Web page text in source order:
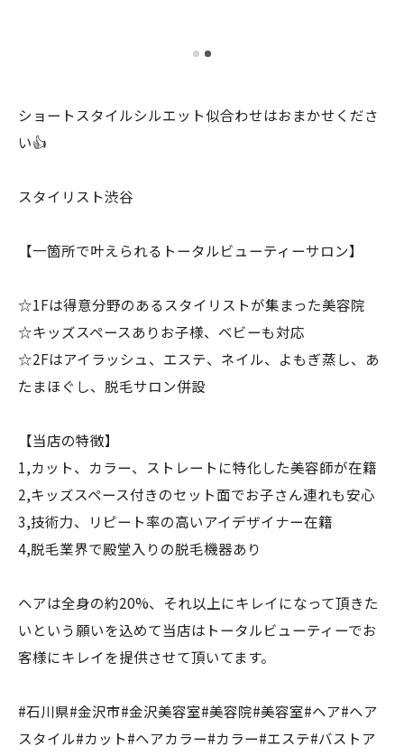
ショートスタイルシルエット似合わせはおまかせくださ
い👍
スタイリスト渋谷
【一箇所で叶えられるトータルビューティーサロン】
☆1Fは得意分野のあるスタイリストが集まった美容院
☆キッズスペースありお子様、ベビーも対応
☆2Fはアイラッシュ、エステ、ネイル、よもぎ蒸し、あ
たまほぐし、脱毛サロン併設
【当店の特徴】
1,カット、カラー、ストレートに特化した美容師が在籍
2,キッズスペース付きのセット面でお子さん連れも安心
3,技術力、リピート率の高いアイデザイナー在籍
4,脱毛業界で殿堂入りの脱毛機器あり
ヘアは全身の約20%、それ以上にキレイになって頂きた
いという願いを込めて当店はトータルビューティーでお
客様にキレイを提供させて頂いてます。
#石川県#金沢市#金沢美容室#美容院#美容室#ヘア#ヘア
スタイル#カット#ヘアカラー#カラー#エステ#バストア